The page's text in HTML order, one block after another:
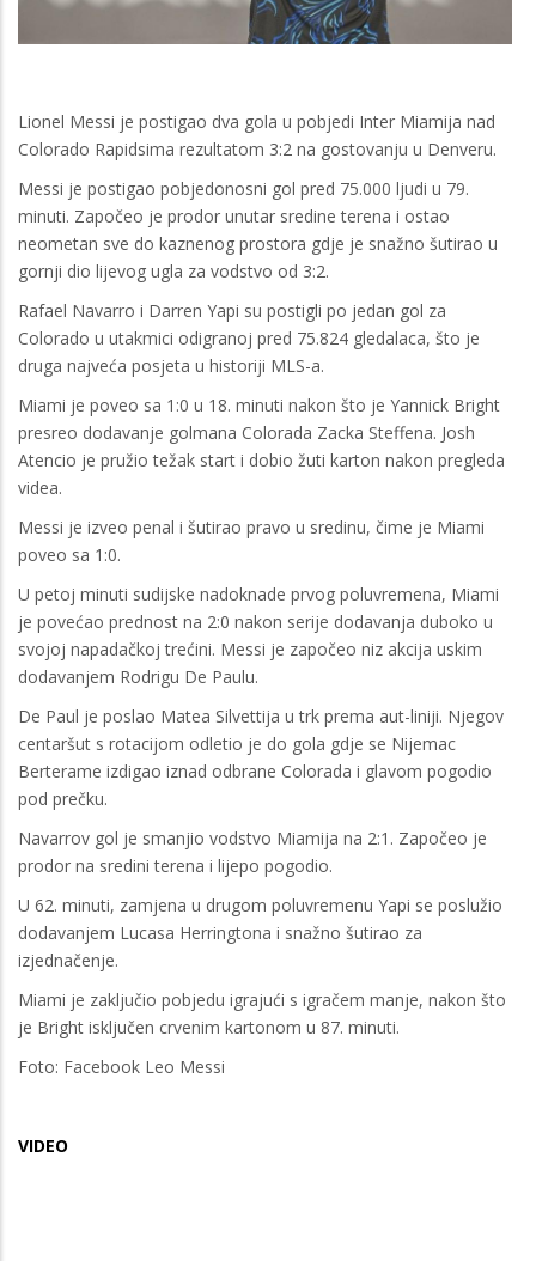
Lionel Messi je postigao dva gola u pobjedi Inter Miamija nad
Colorado Rapidsima rezultatom 3:2 na gostovanju u Denveru.
Messi je postigao pobjedonosni gol pred 75.000 ljudi u 79.
minuti. Započeo je prodor unutar sredine terena i ostao
neometan sve do kaznenog prostora gdje je snažno šutirao u
gornji dio lijevog ugla za vodstvo od 3:2.
Rafael Navarro i Darren Yapi su postigli po jedan gol za
Colorado u utakmici odigranoj pred 75.824 gledalaca, što je
druga najveća posjeta u historiji MLS-a.
Miami je poveo sa 1:0 u 18. minuti nakon što je Yannick Bright
presreo dodavanje golmana Colorada Zacka Steffena. Josh
Atencio je pružio težak start i dobio žuti karton nakon pregleda
videa.
Messi je izveo penal i šutirao pravo u sredinu, čime je Miami
poveo sa 1:0.
U petoj minuti sudijske nadoknade prvog poluvremena, Miami
je povećao prednost na 2:0 nakon serije dodavanja duboko u
svojoj napadačkoj trećini. Messi je započeo niz akcija uskim
dodavanjem Rodrigu De Paulu.
De Paul je poslao Matea Silvettija u trk prema aut-liniji. Njegov
centaršut s rotacijom odletio je do gola gdje se Nijemac
Berterame izdigao iznad odbrane Colorada i glavom pogodio
pod prečku.
Navarrov gol je smanjio vodstvo Miamija na 2:1. Započeo je
prodor na sredini terena i lijepo pogodio.
U 62. minuti, zamjena u drugom poluvremenu Yapi se poslužio
dodavanjem Lucasa Herringtona i snažno šutirao za
izjednačenje.
Miami je zaključio pobjedu igrajući s igračem manje, nakon što
je Bright isključen crvenim kartonom u 87. minuti.
Foto: Facebook Leo Messi
VIDEO